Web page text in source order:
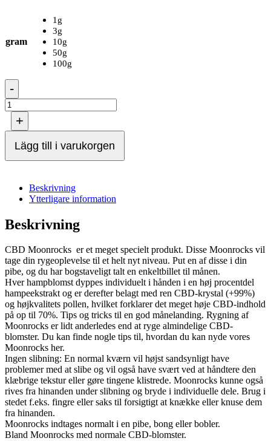
gram
1g
3g
10g
50g
100g
MoonRock
Cbd
80%
mängd
-
+
Lägg till i varukorgen
Beskrivning
Ytterligare information
Beskrivning
CBD Moonrocks er et meget specielt produkt. Disse Moonrocks vil
tage din rygeoplevelse til et helt nyt niveau. Put en af ​​disse i din
pibe, og du har bogstaveligt talt en enkeltbillet til månen.
Hver hampblomst dyppes individuelt i hånden i en høj procentdel
hampeekstrakt og er derefter belagt med ren CBD-krystal (+99%)
og højkvalitets pollen, hvilket forklarer det meget høje CBD-indhold
på op til 70%. Tips og tricks til en god månelanding. Rygning af
Moonrocks er lidt anderledes end at ryge almindelige CBD-
blomster. Du kan finde nogle tips til, hvordan du kan nyde vores
Moonrocks her.
Ingen slibning: En normal kværn vil højst sandsynligt have
problemer med at slibe og vil også have svært ved at håndtere den
klæbrige tekstur eller gøre tingene klistrede. Moonrocks kunne også
rives fra hinanden under slibning og bryde i individuelle dele. Brug i
stedet f.eks. fingre eller saks til forsigtigt at knække eller knuse dem
fra hinanden.
Moonrocks indtages normalt i en pibe, bong eller bobler.
Bland Moonrocks med normale CBD-blomster.